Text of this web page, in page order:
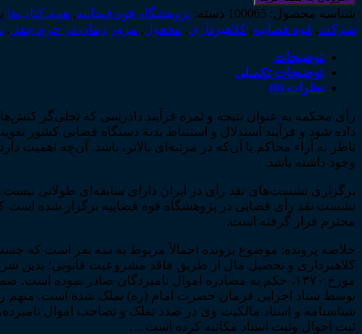
رأی
15
ـ
جعل،
استفاده
از
مجعول
و
کلاهبرداری
عدد
شناسه محصول: 100065 دسته: پژوهشگاه قوه قضاییه, همه‌ـ‌کتاب‌ها
شرکت, قوه قضاییه, کلاهبرداری, مجعول, مرور زمان در جرم جعل,
توضیحات
توضیحات تکمیلی
نظرات (0)
رأی محکمه به عنوان نتیجه و ثمره فرآیند دادرسی که تجلی‌گر
داده شود و فرآیند استدلال و استنباط بدنة دستگاه قضایی کشور
ناظر به آراء محاکم یا آن‌که در مرتبه‌ای بالاتر، باشد. آن‌چه اهمیت
وجود داشته باشد.
محترم قرار گرفته است.
خلاصه پرونده: موضوع پرونده اجمالاً مربوط به سه نفر است که
کلاهبرداری و تحصیل مال از طریق فاقد مشروعیت قانونی؛ بدین
مورخ ۱۳۷۰، حکم به مصادره اموال نامبردگان صادر نموده
توسط ستاد اجرایی فرمان حضرت امام (ره) تملک شده است. متهم
شناسنامه و اسناد مالکیت وی در صدد تملک و تصاحب اموال
ثبت احوال وثبت اسناد مکاتبه کرده است …